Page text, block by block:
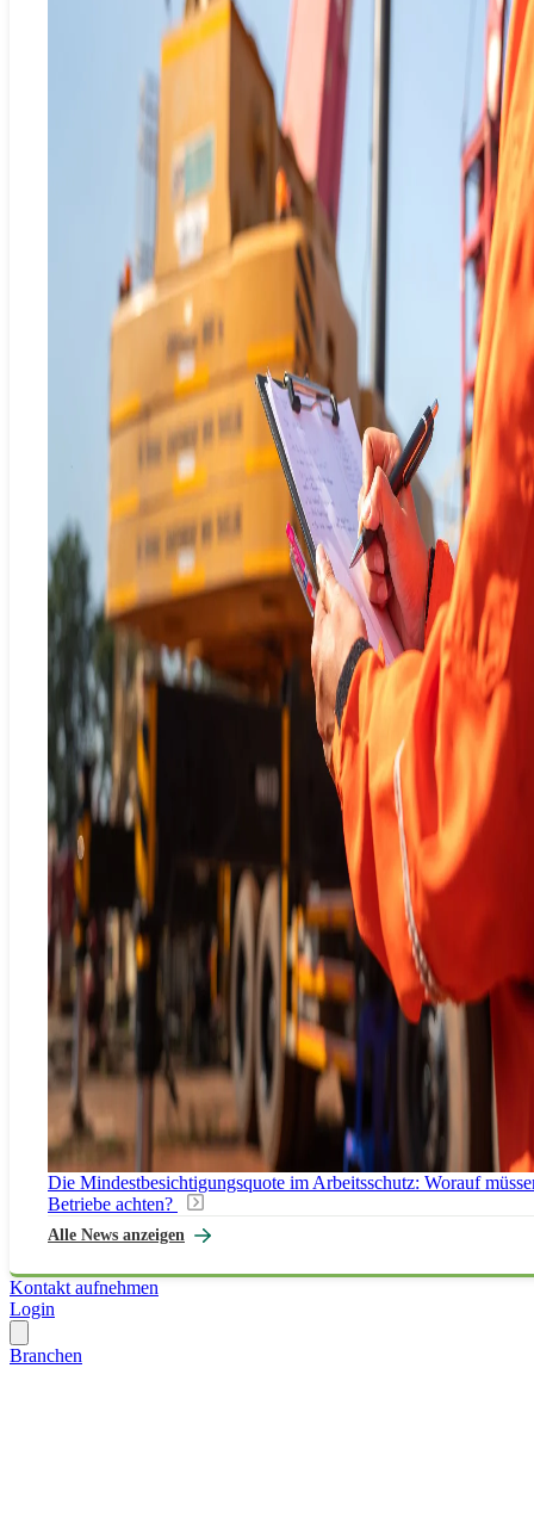
Die Mindestbesichtigungsquote im Arbeitsschutz: Worauf
Betriebe achten?
Alle News anzeigen
Kontakt aufnehmen
Login
Branchen